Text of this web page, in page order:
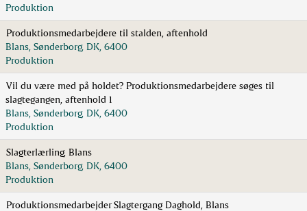
Produktion
Produktionsmedarbejdere til stalden, aftenhold
Blans, Sønderborg, DK, 6400
Produktion
Vil du være med på holdet? Produktionsmedarbejdere søges til
slagtegangen, aftenhold 1
Blans, Sønderborg, DK, 6400
Produktion
Slagterlærling, Blans
Blans, Sønderborg, DK, 6400
Produktion
Produktionsmedarbejder Slagtergang Daghold, Blans